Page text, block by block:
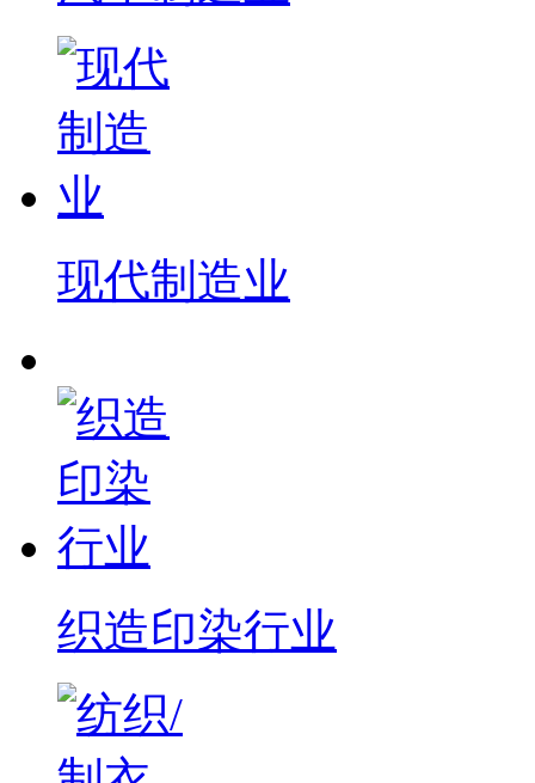
现代制造业
织造印染行业